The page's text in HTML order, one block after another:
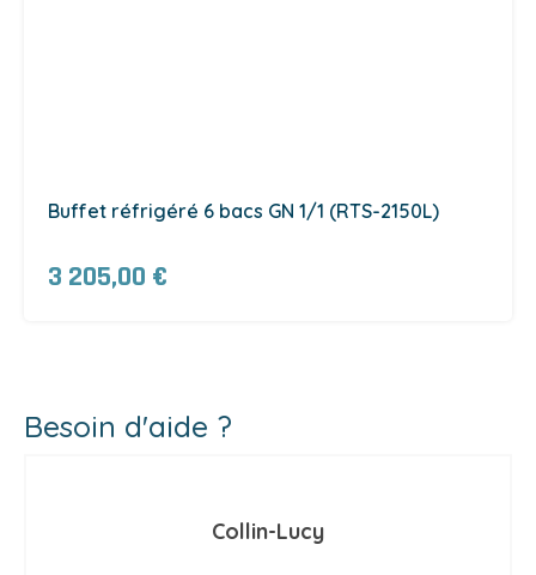
Buffet réfrigéré 6 bacs GN 1/1 (RTS-2150L)
3 205,00 €
Besoin d'aide ?
Collin-Lucy